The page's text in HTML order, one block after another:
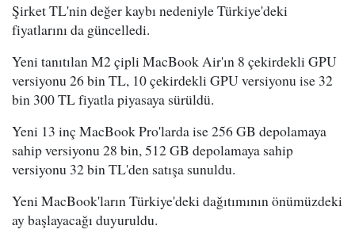
Şirket TL'nin değer kaybı nedeniyle Türkiye'deki
fiyatlarını da güncelledi.
Yeni tanıtılan M2 çipli MacBook Air'ın 8 çekirdekli GPU
versiyonu 26 bin TL, 10 çekirdekli GPU versiyonu ise 32
bin 300 TL fiyatla piyasaya sürüldü.
Yeni 13 inç MacBook Pro'larda ise 256 GB depolamaya
sahip versiyonu 28 bin, 512 GB depolamaya sahip
versiyonu 32 bin TL'den satışa sunuldu.
Yeni MacBook'ların Türkiye'deki dağıtımının önümüzdeki
ay başlayacağı duyuruldu.